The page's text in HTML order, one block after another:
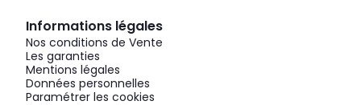
Informations légales
Nos conditions de Vente
Les garanties
Mentions légales
Données personnelles
Paramétrer les cookies